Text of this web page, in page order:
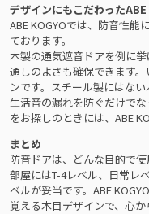
デザインにもこだわった
ABE KOGYOでは、防音性能
ております。
木製の通気遮音ドアを例に
通しのよさも確保できます
ンです。スチール製にはない
生活音の漏れを防ぐだけで
をお探しのときには、ABE
まとめ
防音ドアは、どんな目的で
部屋にはT-4レベル、日常レ
ベルが妥当です。ABE
覚える木目デザインで、心か